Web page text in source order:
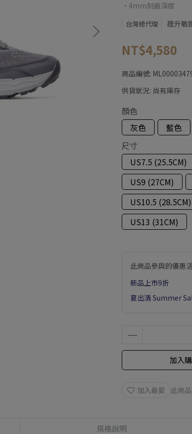
•4mm刻痕深度
台灣總代理 提升敏
NT$4,580
商品編號:
供貨狀況: 尚有庫存
顏色
灰色
藍色
尺寸
US7.5 (25.5CM)
US9 (27CM)
US10.5 (28.5CM)
US13 (31CM)
此商品參與的優惠
新品上市9折
夏出清 Summer
加入
加入最愛 此商
規格說明